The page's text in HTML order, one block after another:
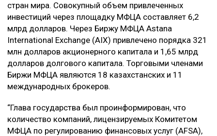
стран мира. Совокупный объем привлеченных
инвестиций через площадку МФЦА составляет 6,2
млрд долларов. Через Биржу МФЦА Astana
International Exchange (AIX) привлечено порядка 321
млн долларов акционерного капитала и 1,65 млрд
долларов долгового капитала. Торговыми членами
Биржи МФЦА являются 18 казахстанских и 11
международных брокеров.
“Глава государства был проинформирован, что
количество компаний, лицензируемых Комитетом
МФЦА по регулированию финансовых услуг (AFSA),